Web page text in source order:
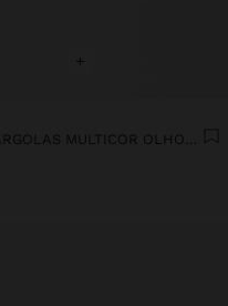
+
SET DE ARGOLAS MULTICOR OLHOS DE RESINA